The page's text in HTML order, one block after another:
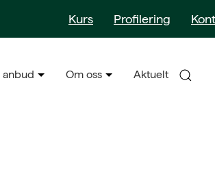
Kurs Profilering
anbud Om oss Aktuelt